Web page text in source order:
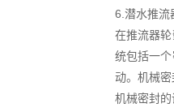
6.潜水推流
在推流器
统包括一
动。机械
机械密封